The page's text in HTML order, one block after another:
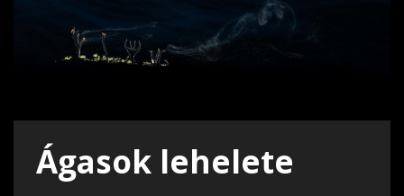
Ágasok lehelete